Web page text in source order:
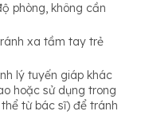
phòng, không cần
xa tầm tay trẻ
lý tuyến giáp khác
hoặc sử dụng trong
từ bác sĩ) để tránh